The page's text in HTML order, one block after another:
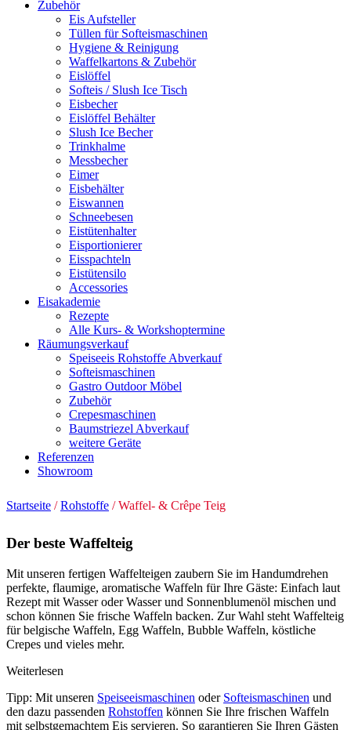
Zubehör
Eis Aufsteller
Tüllen für Softeismaschinen
Hygiene & Reinigung
Waffelkartons & Zubehör
Eislöffel
Softeis / Slush Ice Tisch
Eisbecher
Eislöffel Behälter
Slush Ice Becher
Trinkhalme
Messbecher
Eimer
Eisbehälter
Eiswannen
Schneebesen
Eistütenhalter
Eisportionierer
Eisspachteln
Eistütensilo
Accessories
Eisakademie
Rezepte
Alle Kurs- & Workshoptermine
Räumungsverkauf
Speiseeis Rohstoffe Abverkauf
Softeismaschinen
Gastro Outdoor Möbel
Zubehör
Crepesmaschinen
Baumstriezel Abverkauf
weitere Geräte
Referenzen
Showroom
Startseite /Rohstoffe / Waffel- & Crêpe Teig
Der beste Waffelteig
Mit unseren fertigen Waffelteigen zaubern Sie im Handumdrehen
perfekte, flaumige, aromatische Waffeln für Ihre Gäste: Einfach laut
Rezept mit Wasser oder Wasser und Sonnenblumenöl mischen und
schon können Sie frische Waffeln backen. Zur Wahl steht Waffelteig
für belgische Waffeln, Egg Waffeln, Bubble Waffeln, köstliche
Crepes und vieles mehr.
Weiterlesen
Tipp: Mit unseren Speiseeismaschinen oder Softeismaschinen und
den dazu passenden Rohstoffen können Sie Ihre frischen Waffeln
mit selbstgemachtem Eis servieren. So garantieren Sie Ihren Gästen